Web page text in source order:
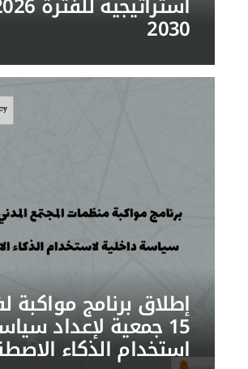
2030
إطلاق برنامج مواكبة
15 جمعية لإعداد
استخدام الذكاء